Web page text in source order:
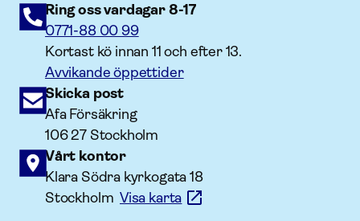
Ring oss vardagar 8-17
0771-88 00 99
Kortast kö innan 11 och efter 13.
Avvikande öppettider
Skicka post
Afa Försäkring
106 27 Stockholm
Vårt kontor
Klara Södra kyrkogata 18
StockholmVisa karta